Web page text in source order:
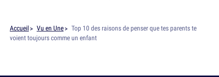
Accueil Vu en Une
Top 10 des raisons de penser que tes parents te
voient toujours comme un enfant